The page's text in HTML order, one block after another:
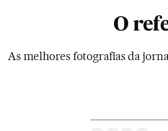
O
As melhores fotografias da